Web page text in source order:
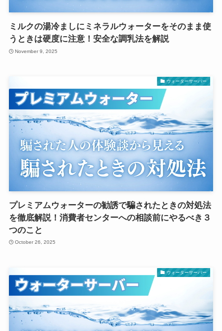
ミルクの湯冷ましにミネラルウォーターをそのまま使
うときは硬度に注意！安全な調乳法を解説
November 9, 2025
ウォーターサーバー
プレミアムウォーターの勧誘で騙されたときの対処法
を徹底解説！消費者センターへの相談前にやるべき３
つのこと
October 26, 2025
ウォーターサーバー